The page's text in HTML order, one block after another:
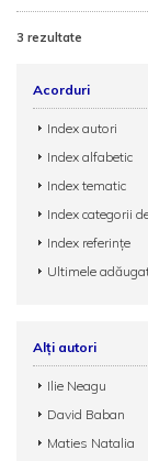
3 rezultate
Acorduri
Index autori
Index alfabetic
Index tematic
Index categorii
Index referințe
Ultimele
Alți autori
Ilie Neagu
David Baban
Maties Natalia